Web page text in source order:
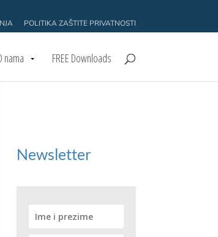
POLITIKA ZAŠTITE PRIVATNOSTI
nama FREE Downloads
Newsletter